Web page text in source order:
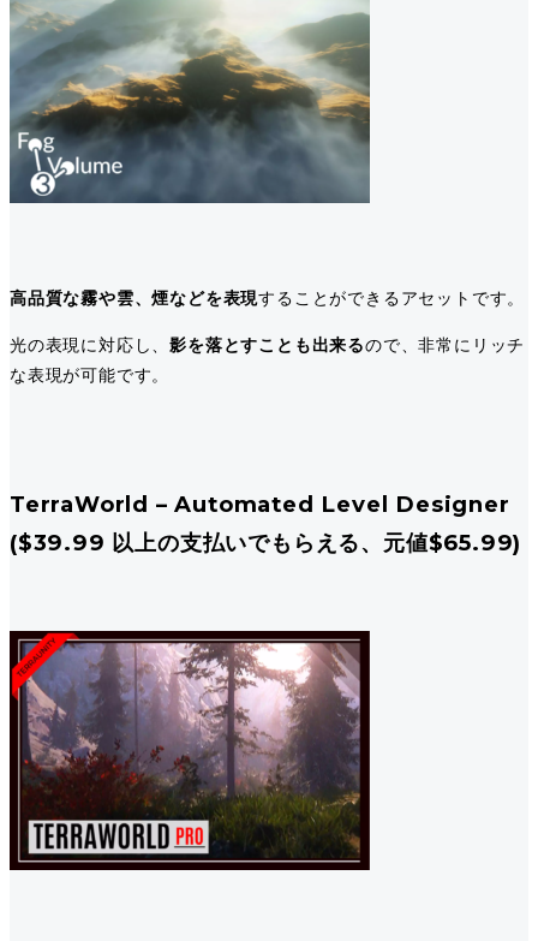
高品質な霧や雲、煙などを表現することができるアセットです。
光の表現に対応し、影を落とすことも出来るので、非常にリッチ
な表現が可能です。
TerraWorld – Automated Level Designer
($39.99 以上の支払いでもらえる、元値$65.99)